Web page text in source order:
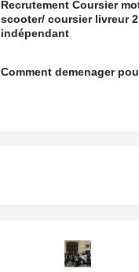
Recrutement Coursier
scooter/ coursier livreur
indépendant
Comment demenager